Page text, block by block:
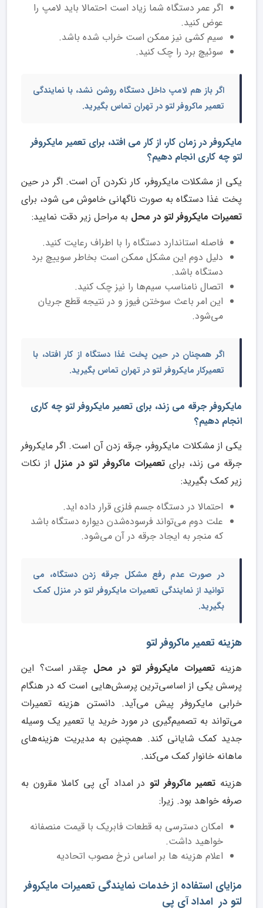
اگر عمر دستگاه شما زیاد است احتمالا باید لامپ را
عوض کنید.
سیم کشی نیز ممکن است خراب شده باشد.
سوئیچ برد را چک کنید.
اگر باز هم لامپ داخل دستگاه روشن نشد، با نمایندگی
تعمیر ماکروفر لتو در تهران تماس بگیرید.
مایکروفر در زمان کار، از کار می افتد، برای تعمیر مایکروفر
لتو چه کاری انجام دهیم؟
یکی از مشکلات مایکروفر، کار نکردن آن است. اگر در حین
پخت غذا دستگاه به صورت ناگهانی خاموش می شود، برای
تعمیرات مایکروفر لتو در محل به مراحل زیر دقت نمایید:
فاصله استاندارد دستگاه را با اطراف رعایت کنید.
دلیل دوم این مشکل ممکن است بخاطر سوییچ برد
دستگاه باشد.
اتصال نامناسب سیم‌ها را نیز چک کنید.
این امر باعث سوختن فیوز و در نتیجه قطع جریان
می‌شود.
اگر همچنان در حین پخت غذا دستگاه از کار افتاد، با
تعمیرکار مایکروفر لتو در تهران تماس بگیرید.
مایکروفر جرقه می زند، برای تعمیر مایکروفر لتو چه کاری
انجام دهیم؟
یکی از مشکلات مایکروفر، جرقه زدن آن است. اگر مایکروفر
جرقه می زند، برایتعمیرات ماکروفر لتو در منزل از نکات
زیر کمک بگیرید:
احتمالا در دستگاه جسم فلزی قرار داده اید.
علت دوم می‌تواند فرسوده‌شدن دیواره دستگاه باشد
که منجر به ایجاد جرقه در آن می‌شود.
در صورت عدم رفع مشکل جرقه زدن دستگاه، می
توانید از نمایندگی تعمیرات مایکروفر لتو در منزل کمک
بگیرید.
هزینه تعمیر ماکروفر لتو
هزینه تعمیرات مایکروفر لتو در محل چقدر است؟ این
پرسش یکی از اساسی‌ترین پرسش‌هایی است که در هنگام
خرابی مایکروفر پیش می‌آید. دانستن هزینه تعمیرات
می‌تواند به تصمیم‌گیری در مورد خرید یا تعمیر یک وسیله
جدید کمک شایانی کند. همچنین به مدیریت هزینه‌های
ماهانه خانوار کمک می‌کند.
هزینه تعمیر ماکروفر لتو در امداد آی پی کاملا مقرون به
صرفه خواهد بود. زیرا:
امکان دسترسی به قطعات فابریک با قیمت منصفانه
خواهید داشت.
اعلام هزینه ها بر اساس نرخ مصوب اتحادیه
مزایای استفاده از خدمات نمایندگی تعمیرات مایکروفر
لتو در امداد آی پی